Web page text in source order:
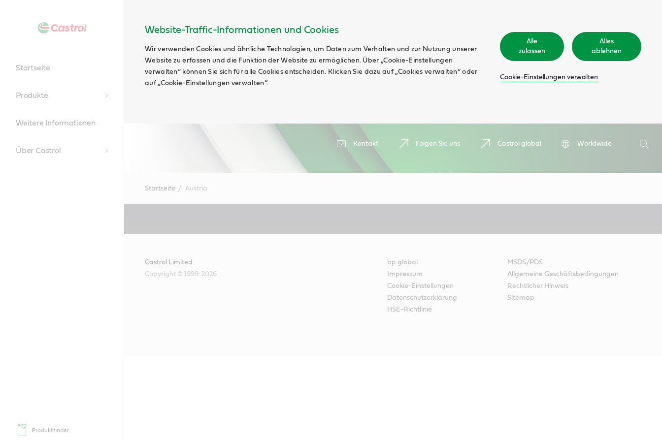
Website-Traffic-Informationen und Cookies
Wir verwenden Cookies und ähnliche Technologien, um Daten zum Verhalten und zur Nutzung unserer
Website zu erfassen und die Funktion der Website zu ermöglichen. Über „Cookie-Einstellungen
verwalten“ können Sie sich für alle Cookies entscheiden. Klicken Sie dazu auf „Cookies verwalten“ oder
auf „Cookie-Einstellungen verwalten“.
Alle
zulassen
Alles
ablehnen
Cookie-Einstellungen verwalten
Kontakt Folgen Sie uns Castrol global
Worldwide
Suche
Startseite
Produkte
Weitere Informationen
Über Castrol
Produktfinder
Startseite Austria
Castrol Limited
Copyright © 1999-2026
bp global
MSDS/PDS
Impressum
Allgemeine Geschäftsbedingungen
Cookie-Einstellungen
Rechtlicher Hinweis
Datenschutzerklärung
Sitemap
HSE-Richtlinie